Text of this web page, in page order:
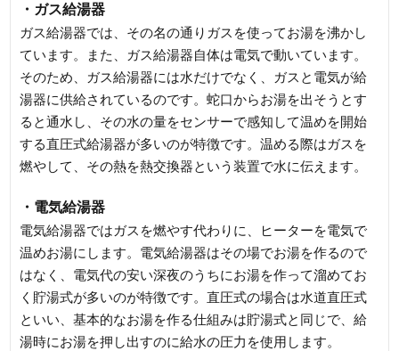
・ガス給湯器
ガス給湯器では、その名の通りガスを使ってお湯を沸かし
ています。また、ガス給湯器自体は電気で動いています。
そのため、ガス給湯器には水だけでなく、ガスと電気が給
湯器に供給されているのです。蛇口からお湯を出そうとす
ると通水し、その水の量をセンサーで感知して温めを開始
する直圧式給湯器が多いのが特徴です。温める際はガスを
燃やして、その熱を熱交換器という装置で水に伝えます。
・電気給湯器
電気給湯器ではガスを燃やす代わりに、ヒーターを電気で
温めお湯にします。電気給湯器はその場でお湯を作るので
はなく、電気代の安い深夜のうちにお湯を作って溜めてお
く貯湯式が多いのが特徴です。直圧式の場合は水道直圧式
といい、基本的なお湯を作る仕組みは貯湯式と同じで、給
湯時にお湯を押し出すのに給水の圧力を使用します。